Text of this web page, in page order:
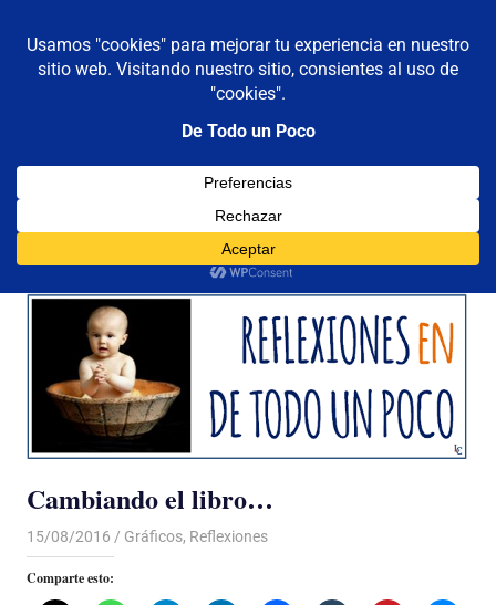
contenido
De todo un poco
Reflexiones,
Viajes
MENÚ
Etiqueta:pagina
Cambiando el libro…
15/08/2016 Luis Castellanos
Gráficos, Reflexiones
Comparte esto: